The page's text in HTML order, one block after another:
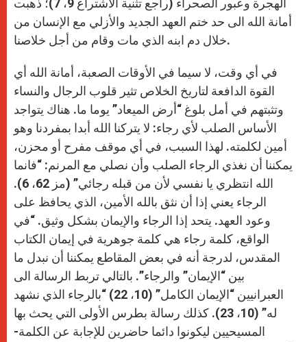
الهجرة وعبور الصحراء (راجع تثنية الاشتراع 9، 7)؛ ذهبت
أمانة الله الى حد ختم العهد الجديد والأزلي مع الإنسان من
خلال دم ابنه الذي مات وقام من أجل خلاصنا.
في أي وقت، لا سيما في الأوقات الصعبة، أمانة الله أي
القوة الدافعة لتاريخ الخلاص تثير قلوب الرجال والنساء
وتثبتهم في أمل بلوغ “أرض الميعاد” يوما ما. هناك يتواجد
الأساس الصلب لأي رجاء: لا يتركنا الله أبدا بمفردنا وهو
أمين لكلمته. لهذا السبب، في أي موقف مفرح أو محزن،
يمكننا أن نغذي الرجاء الصلب وأن نصلي مع المرنم: “فانما
الله انتظري يا نفسي لأن من قبله رجائي” (مز 62، 6).
الرجاء يعني إذا أن نثق بالله الأمين، الذي يحافظ على
وعود العهد. يتحد إذا الرجاء والإيمان بشكل وثيق. “في
الواقع، كلمة رجاء هي كلمة جوهرية في إيمان الكتاب
المقدس، لدرجة أنه في بعض المقاطع يمكننا أن نبدل ما
بين “الإيمان” والرجاء”. بالتالي تربط الرسالة الى
العبرانيين “الإيمان الكامل” (10، 22) “بالرجاء الذي نشهد
له” (10، 23). كذلك رسالة بطرس الأولى التي يحث بها
المسيحيين ليكونوا دائما حاضرين للإجابة عن الكلمة-